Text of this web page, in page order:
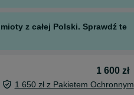
z całej Polski. Sprawdź te
1 600 zł
1 650 zł z Pakietem Ochronnym